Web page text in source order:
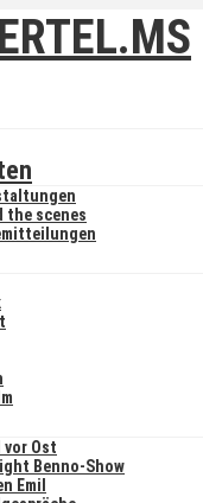
the scenes
Ost
Benno-Show
Emil